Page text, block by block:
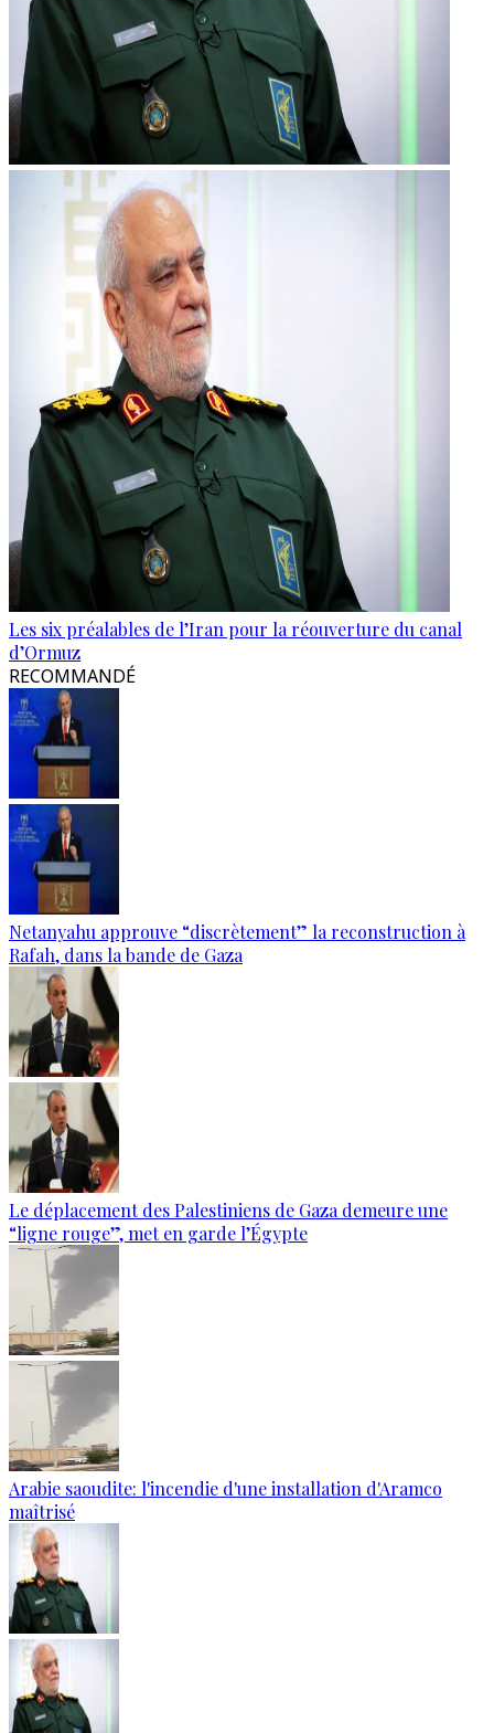
Les six préalables de l’Iran pour la réouverture du canal
d’Ormuz
RECOMMANDÉ
Netanyahu approuve “discrètement” la reconstruction à
Rafah, dans la bande de Gaza
Le déplacement des Palestiniens de Gaza demeure une
“ligne rouge”, met en garde l’Égypte
Arabie saoudite: l'incendie d'une installation d'Aramco
maîtrisé